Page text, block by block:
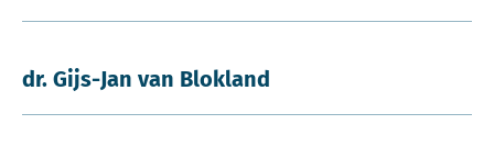
dr. Gijs-Jan van Blokland